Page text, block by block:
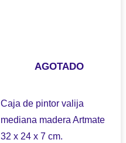
AGOTADO
Caja de pintor valija
mediana madera Artmate
32 x 24 x 7 cm.